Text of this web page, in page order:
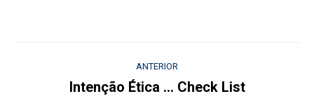
ANTERIOR
Post
Intenção Ética … Check List